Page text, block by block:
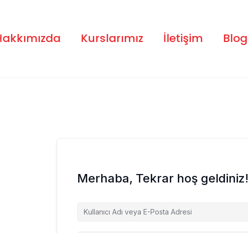
Kurslarımız İletişim Blog
Merhaba, Tekrar hoş geldiniz!